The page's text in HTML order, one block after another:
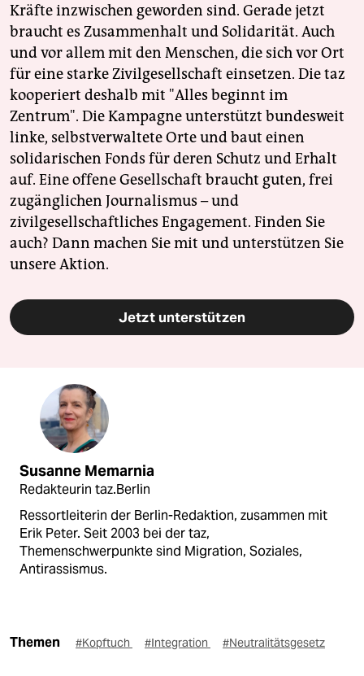
Kräfte inzwischen geworden sind. Gerade jetzt
braucht es Zusammenhalt und Solidarität. Auch
und vor allem mit den Menschen, die sich vor Ort
für eine starke Zivilgesellschaft einsetzen. Die taz
kooperiert deshalb mit "Alles beginnt im
Zentrum". Die Kampagne unterstützt bundesweit
linke, selbstverwaltete Orte und baut einen
solidarischen Fonds für deren Schutz und Erhalt
auf. Eine offene Gesellschaft braucht guten, frei
zugänglichen Journalismus – und
zivilgesellschaftliches Engagement. Finden Sie
auch? Dann machen Sie mit und unterstützen Sie
unsere Aktion.
Jetzt unterstützen
Susanne Memarnia
Redakteurin taz.Berlin
Ressortleiterin der Berlin-Redaktion, zusammen mit
Erik Peter. Seit 2003 bei der taz,
Themenschwerpunkte sind Migration, Soziales,
Antirassismus.
Themen #Kopftuch #Integration #Neutralitätsgesetz